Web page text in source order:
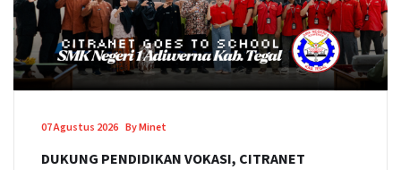
07 Agustus 2026 By Minet
DUKUNG PENDIDIKAN VOKASI, CITRANET